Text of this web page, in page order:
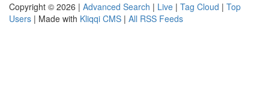
Copyright © 2026 | Advanced Search | Live | Tag Cloud | Top
Users | Made with Kliqqi CMS | All RSS Feeds